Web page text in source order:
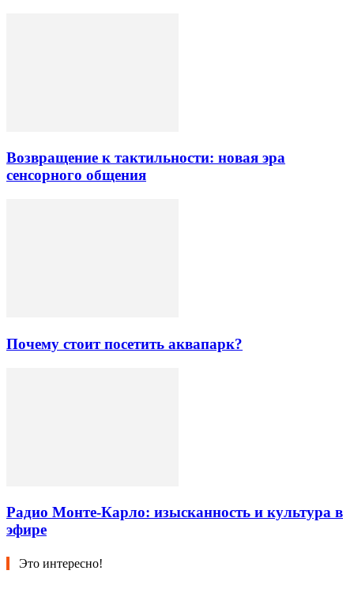
Возвращение к тактильности: новая эра
сенсорного общения
Почему стоит посетить аквапарк?
Радио Монте-Карло: изысканность и культура в
эфире
Это интересно!